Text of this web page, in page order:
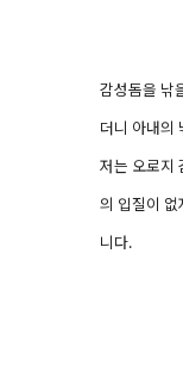
감성돔을 낚
더니 아내의
저는 오로지
의 입질이 없
니다.